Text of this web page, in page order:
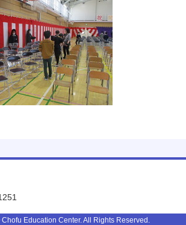
Education Center. All Rights Reserved.